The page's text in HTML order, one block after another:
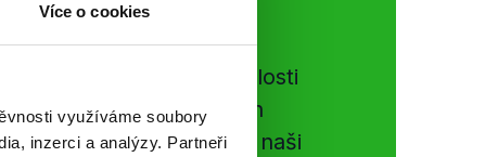
Více o cookies
využíváme soubory
inzerci a analýzy. Partneři
sítě
si ujít nejnovější události
Sdílením našich
přátelům podpoříte naši